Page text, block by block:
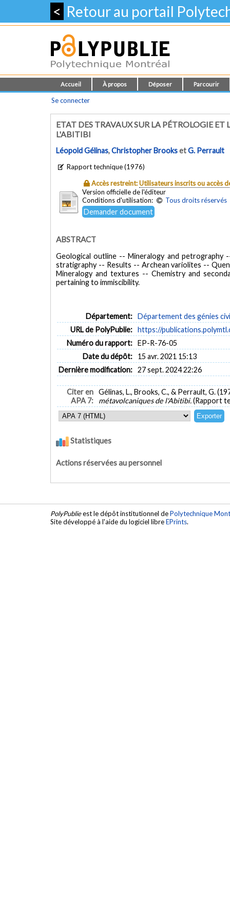
< Retour au portail
Accueil À propos Déposer Parcourir
Se connecter
ETAT DES TRAVAUX SUR LA PÉTROLOGIE
L'ABITIBI
Léopold Gélinas,Christopher BrooksetG. Perrault
Rapport technique (1976)
Accès restreint:Utilisateurs inscrits ou accès
Version officielle de l'éditeur
Conditions d'utilisation:
Tous droits réservés
Demander document
ABSTRACT
Geological outline -- Mineralogy and petrography
stratigraphy -- Results -- Archean variolites --
Mineralogy and textures -- Chemistry and
pertaining to immiscibility.
Département: Département des génies
URL de PolyPublie: https://
Numéro du rapport: EP-R-76-05
Date du dépôt:
15 avr. 2021 15:13
Dernière modification: 27 sept. 2024 22:26
Citer en
APA 7:
Gélinas, L., Brooks, C., & Perrault, G.
métavolcaniques de l'Abitibi.(Rapport
Statistiques
Actions réservées au personnel
PolyPublieest le dépôt institutionnel dePolytechnique
Site développé à l'aide du logiciel libreEPrints.